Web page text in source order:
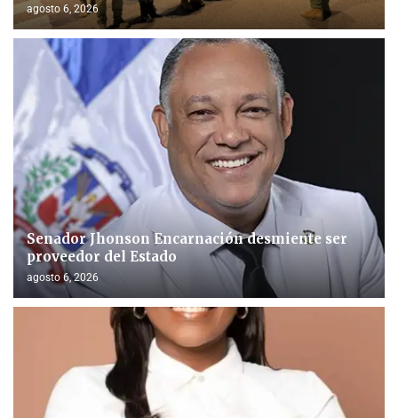
agosto 6, 2026
Senador Jhonson Encarnación desmiente ser
proveedor del Estado
agosto 6, 2026